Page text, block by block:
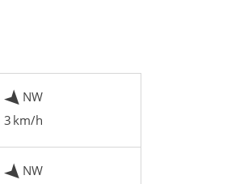
NW
3 km/h
NW